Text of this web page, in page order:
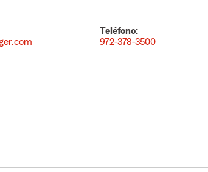
Teléfono:
972-378-3500